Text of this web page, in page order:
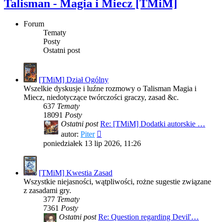
Talisman - Magia i Miecz [TMiM]
Forum
Tematy
Posty
Ostatni post
[TMiM] Dział Ogólny
Wszelkie dyskusje i luźne rozmowy o Talisman Magia i
Miecz, niedotyczące twórczości graczy, zasad &c.
637 Tematy
18091 Posty
Ostatni post Re: [TMiM] Dodatki autorskie …
autor: Piter
najnowszy
poniedziałek 13 lip 2026, 11:26
[TMiM] Kwestia Zasad
Wszystkie niejasności, wątpliwości, rożne sugestie związane
z zasadami gry.
377 Tematy
7361 Posty
Ostatni post Re: Question regarding Devil'…